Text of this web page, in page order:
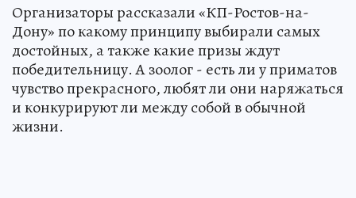
Организаторы рассказали «КП-Ростов-на-
Дону» по какому принципу выбирали самых
достойных, а также какие призы ждут
победительницу. А зоолог - есть ли у приматов
чувство прекрасного, любят ли они наряжаться
и конкурируют ли между собой в обычной
жизни.